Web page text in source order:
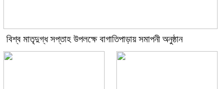
বিশ্ব মাতৃদুগ্ধ সপ্তাহ উপলক্ষে বাগাতিপাড়ায় সমাপনী অনুষ্ঠান